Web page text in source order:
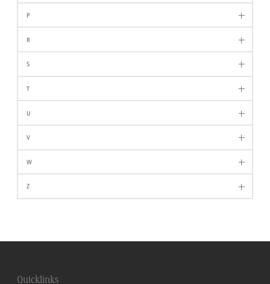
P
R
S
T
U
V
W
Z
Quicklinks